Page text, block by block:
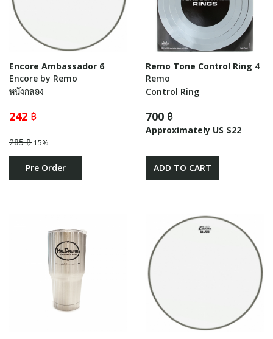
Encore Ambassador 6
Encore by Remo
หนังกลอง
242 ฿
285 ฿ 15%
Pre Order
Remo Tone Control Ring 4
Remo
Control Ring
700 ฿
Approximately US $22
ADD TO CART